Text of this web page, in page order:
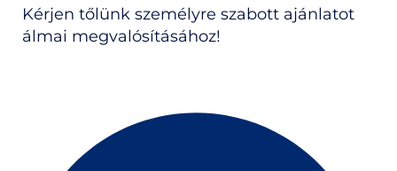
Kérjen tőlünk személyre szabott ajánlatot
álmai megvalósításához!